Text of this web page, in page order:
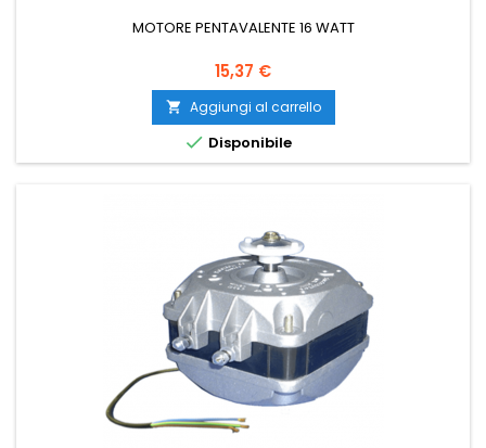
MOTORE PENTAVALENTE 16 WATT
Prezzo
15,37 €
 Aggiungi al carrello
 Disponibile